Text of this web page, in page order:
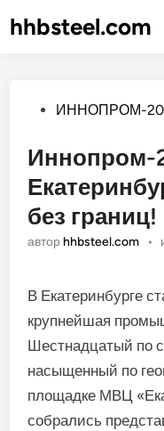
hhbsteel.com
Опубликовано
ИННОПРОМ-
Иннопром-
без границ!
автор hhbsteel.com •
В Екатеринбурге
крупнейшая
Шестнадцатый по
насыщенный по
площадке МВЦ
собрались